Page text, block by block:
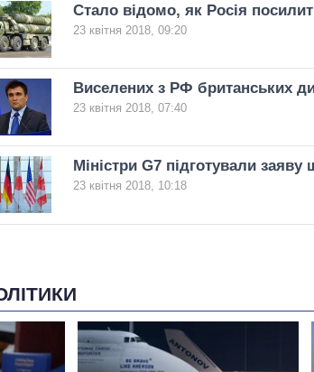
Стало відомо, як Росія
23 квітня 2018, 09:20
Виселених з РФ британських
23 квітня 2018, 07:40
Міністри G7 підготували
23 квітня 2018, 10:18